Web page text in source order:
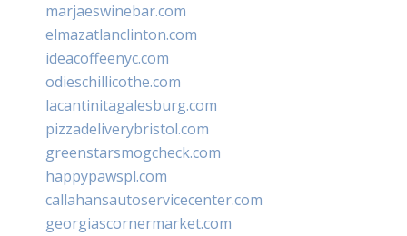
marjaeswinebar.com
elmazatlanclinton.com
ideacoffeenyc.com
odieschillicothe.com
lacantinitagalesburg.com
pizzadeliverybristol.com
greenstarsmogcheck.com
happypawspl.com
callahansautoservicecenter.com
georgiascornermarket.com